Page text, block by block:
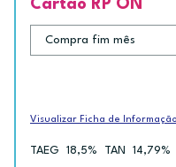
Cartão RP ON
Visualizar Ficha de
TAEG 18,5% TAN 14,79%